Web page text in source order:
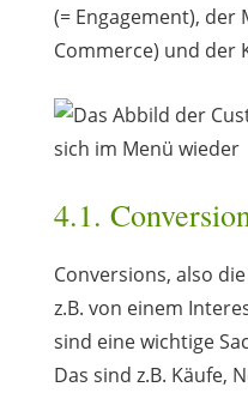
(= Engagement), der
Commerce) und der
4.1.
Conversions, also
z.B. von einem
sind eine wichtige
Das sind z.B. Käufe,